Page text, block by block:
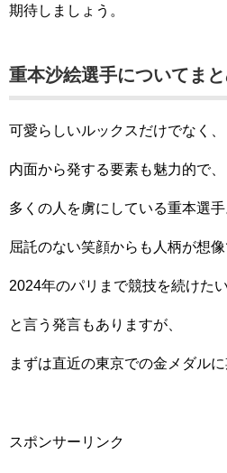
期待しましょう。
重本沙絵選手についてま
可愛らしいルックスだけでなく、
内面から発する要素も魅力的で、
多くの人を虜にしている重本選手
屈託のない笑顔からも人柄が想像
2024年のパリまで競技を続けたい
と言う発言もありますが、
まずは直近の東京での金メダルに
スポンサーリンク